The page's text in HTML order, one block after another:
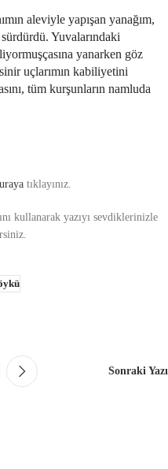
aleviyle yapışan yanağım,
Yuvalarındaki
yanarken göz
uçlarımın kabiliyetini
tüm kurşunların namluda
tıklayınız.
kullanarak yazıyı sevdiklerinizle
Sonraki Yazı